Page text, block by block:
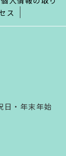
ス
日・年末年始